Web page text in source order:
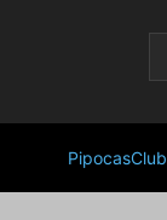
PipocasClub